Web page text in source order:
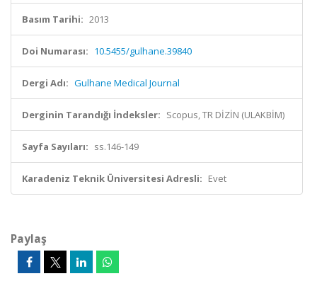
Basım Tarihi: 2013
Doi Numarası: 10.5455/gulhane.39840
Dergi Adı: Gulhane Medical Journal
Derginin Tarandığı İndeksler: Scopus, TR DİZİN (ULAKBİM)
Sayfa Sayıları: ss.146-149
Karadeniz Teknik Üniversitesi Adresli: Evet
Paylaş